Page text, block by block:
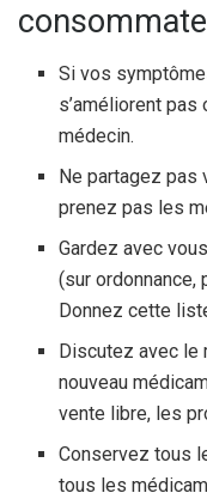
Si vos
s’améliorent pas
médecin.
Ne partagez pas
prenez pas les
Gardez avec
(sur ordonnance,
Donnez cette
Discutez avec le
nouveau
vente libre, les
Conservez tous
tous les